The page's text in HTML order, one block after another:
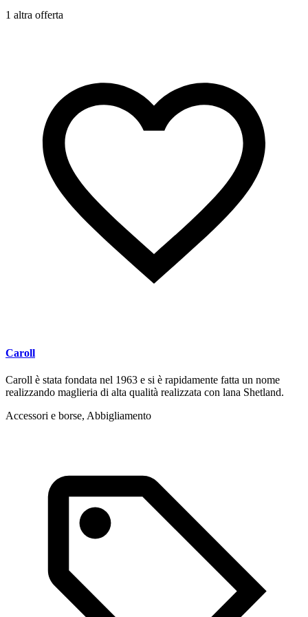
1 altra offerta
Caroll
Caroll è stata fondata nel 1963 e si è rapidamente fatta un nome
realizzando maglieria di alta qualità realizzata con lana Shetland.
Accessori e borse, Abbigliamento